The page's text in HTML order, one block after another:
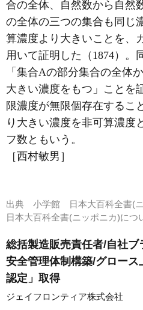
合の全体、自然数から自然
の全体の三つの集合も同じ
算濃度より大きいことを、
用いて証明した（1874）。
「集合Aの部分集合の全体
大きい濃度をもつ」ことを
限濃度が無限個存在するこ
り大きい濃度を非可算濃度
フ数ともいう。
［西村敏男］
出典 小学館 日本大百科全書(
日本大百科全書(ニッポニカ)に
総括製造販売責任者/自社ブ
安全管理体制構築/グロー
認定」取得
ジェイフロンティア株式会社